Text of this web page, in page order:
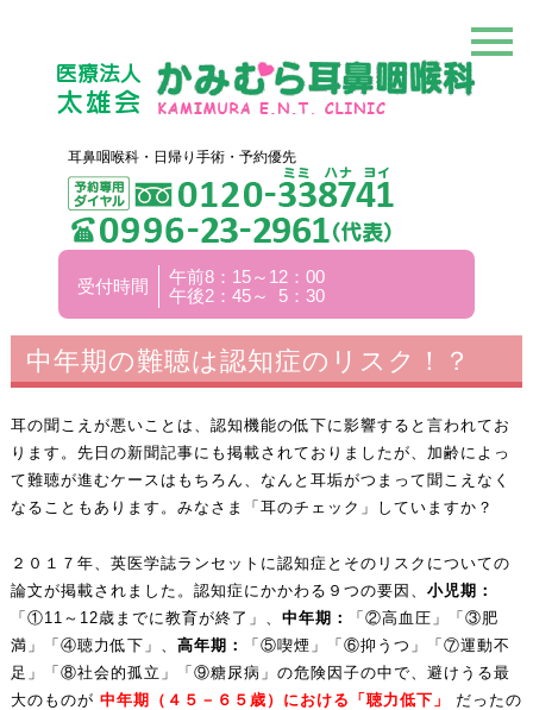
耳鼻咽喉科・日帰り手術・予約優先
受付時間
午前8：15～12：00
午後2：45～ 5：30
中年期の難聴は認知症のリスク！？
耳の聞こえが悪いことは、認知機能の低下に影響すると言われてお
ります。先日の新聞記事にも掲載されておりましたが、加齢によっ
て難聴が進むケースはもちろん、なんと耳垢がつまって聞こえなく
なることもあります。みなさま「耳のチェック」していますか？
２０１７年、英医学誌ランセットに認知症とそのリスクについての
論文が掲載されました。認知症にかかわる９つの要因、 小児期：
「①11～12歳までに教育が終了」、 中年期：
「②高血圧」「③肥
満」「④聴力低下」、 高年期：
「⑤喫煙」「⑥抑うつ」「⑦運動不
足」「⑧社会的孤立」「⑨糖尿病」の危険因子の中で、避けうる最
大のものが 中年期（４５－６５歳）における「聴力低下」
だったの